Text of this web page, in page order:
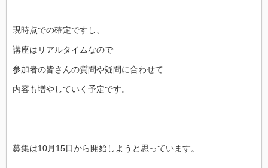
現時点での確定ですし、
講座はリアルタイムなので
参加者の皆さんの質問や疑問に合わせて
内容も増やしていく予定です。
募集は10月15日から開始しようと思っています。